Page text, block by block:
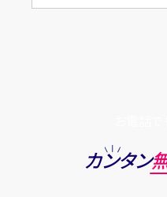
カンタン